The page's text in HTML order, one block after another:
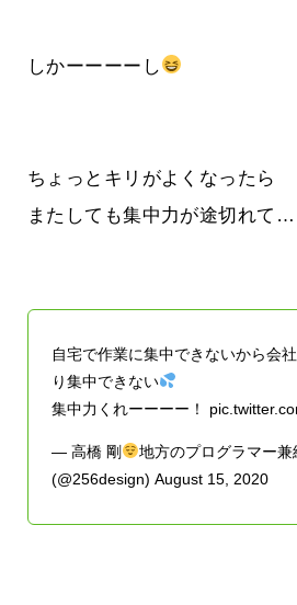
しかーーーーし
ちょっとキリがよくなったら
またしても集中力が途切れて…
自宅で作業に集中できないから会
り集中できない
集中力くれーーーー！
— 高橋 剛
地方のプログラマー兼
(@256design)August 15, 2020